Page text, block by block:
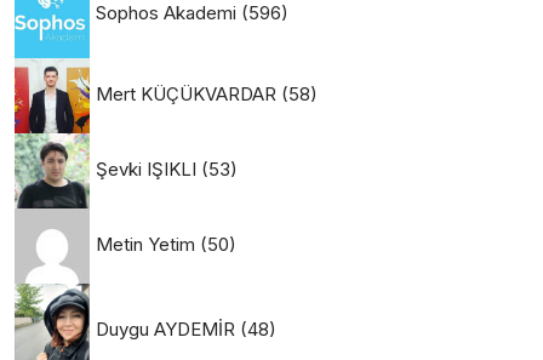
Sophos Akademi (596)
Mert KÜÇÜKVARDAR (58)
Şevki IŞIKLI (53)
Metin Yetim (50)
Duygu AYDEMİR (48)